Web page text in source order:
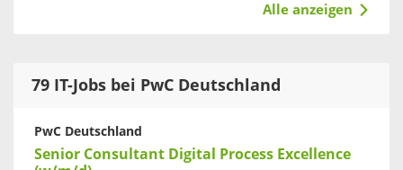
Alle anzeigen
79 IT-Jobs bei PwC Deutschland
PwC Deutschland
Senior Consultant Digital Process Excellence